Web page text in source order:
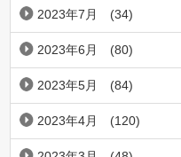
2023年7月 (34)
2023年6月 (80)
2023年5月 (84)
2023年4月 (120)